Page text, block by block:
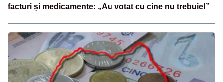
facturi și medicamente: „Au votat cu cine nu trebuie!”